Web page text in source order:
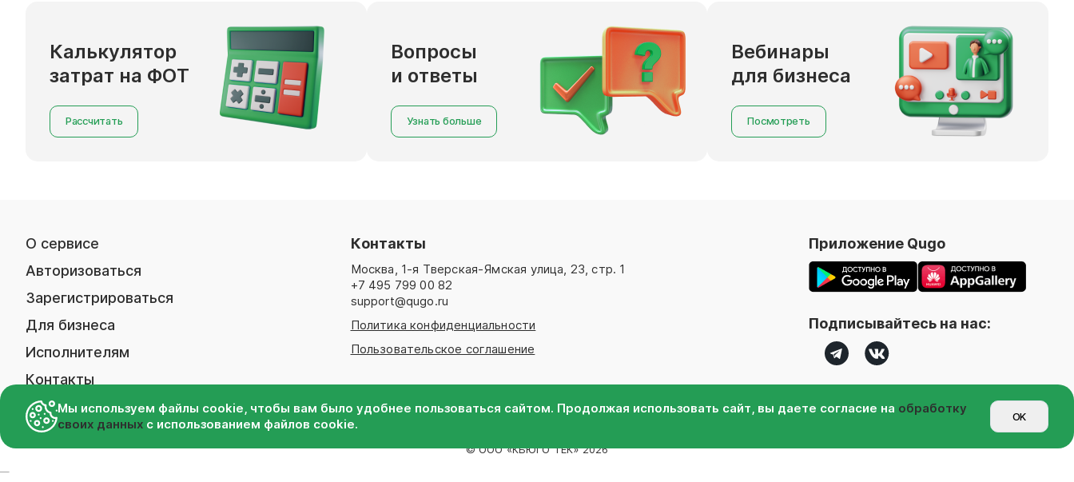
Калькулятор
затрат на ФОТ
Рассчитать
Вопросы
и ответы
Узнать больше
Вебинары
для бизнеса
Посмотреть
О сервисе
Авторизоваться
Зарегистрироваться
Для бизнеса
Исполнителям
Контакты
Контакты
Москва 1-я Тверская-Ямская улица, 23, стр. 1
+7 495 799 00 82
support@qugo.ru
Политика конфиденциальности
Пользовательское соглашение
Приложение Qugo
Подписывайтесь на нас:
© ООО «КЬЮГО ТЕК» 2026
Мы используем файлы cookie, чтобы вам было удобнее пользоваться сайтом. Продолжая использовать сайт, вы даете согласие на обработку
своих данных с использованием файлов cookie. OK